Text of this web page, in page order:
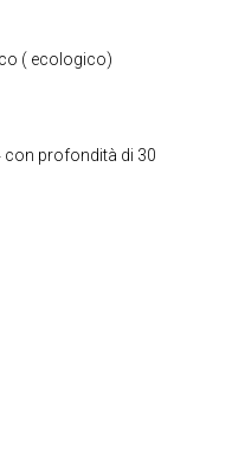
( ecologico)
con profondità di 30